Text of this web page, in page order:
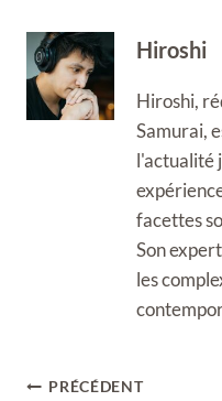
Hiroshi
Hiroshi,
Samurai,
l'actualité
facettes
Son
les
Navigation
PRÉCÉDENT